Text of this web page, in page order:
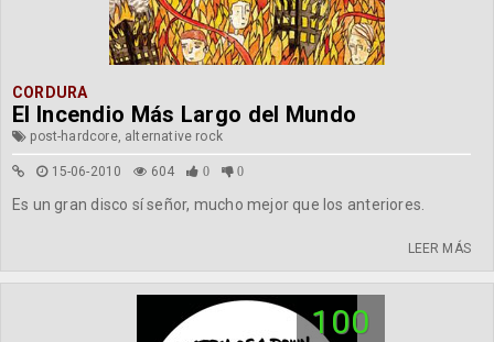
CORDURA
El Incendio Más Largo del Mundo
post-hardcore, alternative rock
15-06-2010 604 0 0
Es un gran disco sí señor, mucho mejor que los anteriores.
LEER MÁS
100